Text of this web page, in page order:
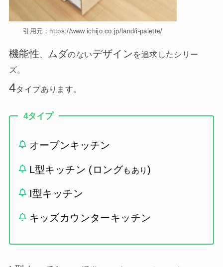
引用元：https://www.ichijo.co.jp/land/i-palette/
機能性 ムダのないデザインを追求したシリー
ズ。
4タイプあります。
4タイプ
オープンキッチン
L型キッチン (ロングもあり )
I型キッチン
キッズカウンターキッチン